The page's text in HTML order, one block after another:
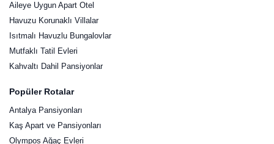
Aileye Uygun Apart Otel
Havuzu Korunaklı Villalar
Isıtmalı Havuzlu Bungalovlar
Mutfaklı Tatil Evleri
Kahvaltı Dahil Pansiyonlar
Popüler Rotalar
Antalya Pansiyonları
Kaş Apart ve Pansiyonları
Olympos Ağaç Evleri